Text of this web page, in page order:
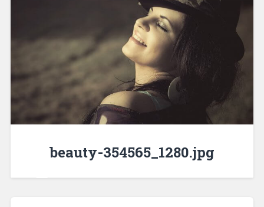
beauty-354565_1280.jpg